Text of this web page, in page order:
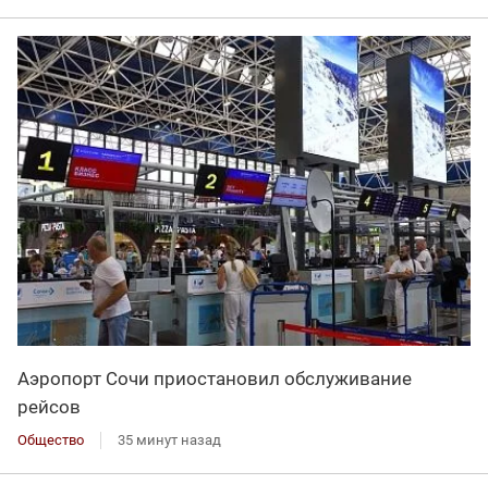
Аэропорт Сочи приостановил обслуживание
рейсов
Общество 35 минут назад